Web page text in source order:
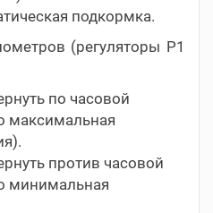
подкормка.
(регуляторы P1
по часовой
максимальная
против часовой
минимальная